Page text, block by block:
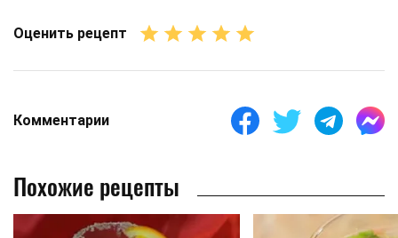
Оценить рецепт
Комментарии
Похожие рецепты